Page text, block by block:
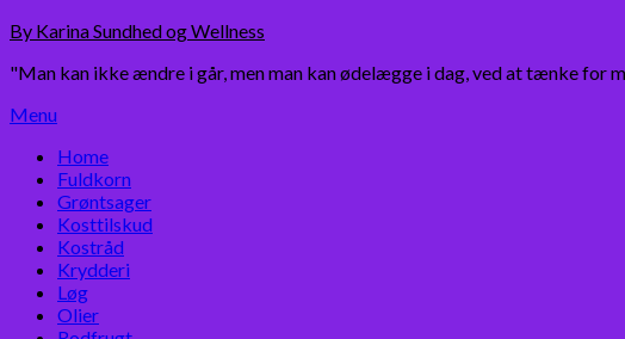
Skip
content
By Karina Sundhed og Wellness
"Man kan ikke ændre i går, men man kan ødelægge i dag, ved at tænke for
Menu
Home
Fuldkorn
Grøntsager
Kosttilskud
Kostråd
Krydderi
Løg
Olier